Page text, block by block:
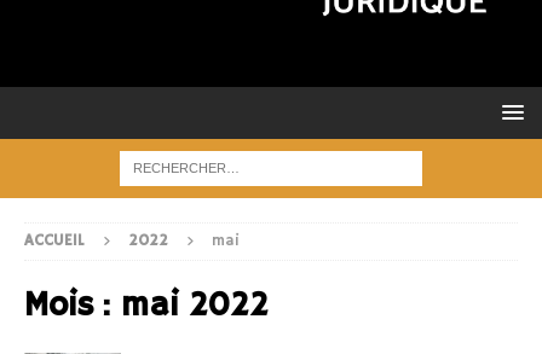
ACCUEIL 2022 mai
Mois : mai 2022